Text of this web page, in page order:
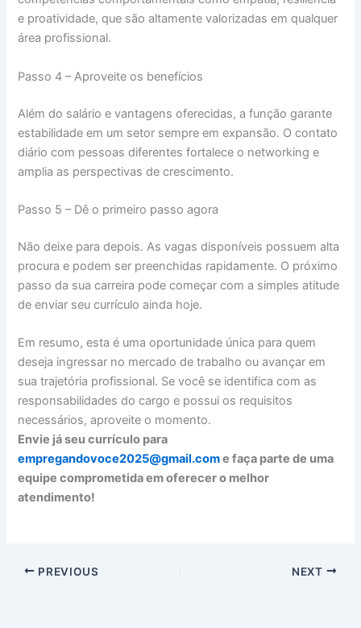
e proatividade, que são altamente valorizadas em qualquer
área profissional.
Passo 4 – Aproveite os benefícios
Além do salário e vantagens oferecidas, a função garante
estabilidade em um setor sempre em expansão. O contato
diário com pessoas diferentes fortalece o networking e
amplia as perspectivas de crescimento.
Passo 5 – Dê o primeiro passo agora
Não deixe para depois. As vagas disponíveis possuem alta
procura e podem ser preenchidas rapidamente. O próximo
passo da sua carreira pode começar com a simples atitude
de enviar seu currículo ainda hoje.
Em resumo, esta é uma oportunidade única para quem
deseja ingressar no mercado de trabalho ou avançar em
sua trajetória profissional. Se você se identifica com as
responsabilidades do cargo e possui os requisitos
necessários, aproveite o momento.
Envie já seu currículo para
empregandovoce2025@gmail.come faça parte de uma
equipe comprometida em oferecer o melhor
atendimento!
PREVIOUS NEXT